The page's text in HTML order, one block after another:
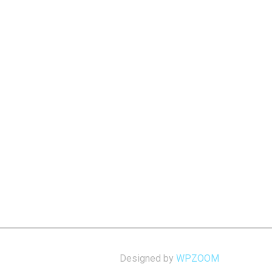
Designed by WPZOOM